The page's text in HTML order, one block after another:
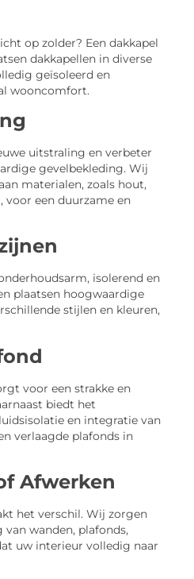
op zolder? Een dakkapel
dakkapellen in diverse
geïsoleerd en
wooncomfort.
uitstraling en verbeter
gevelbekleding. Wij
materialen, zoals hout,
voor een duurzame en
isolerend en
plaatsen hoogwaardige
stijlen en kleuren,
voor een strakke en
biedt het
en integratie van
verlaagde plafonds in
Afwerken
het verschil. Wij zorgen
wanden, plafonds,
uw interieur volledig naar